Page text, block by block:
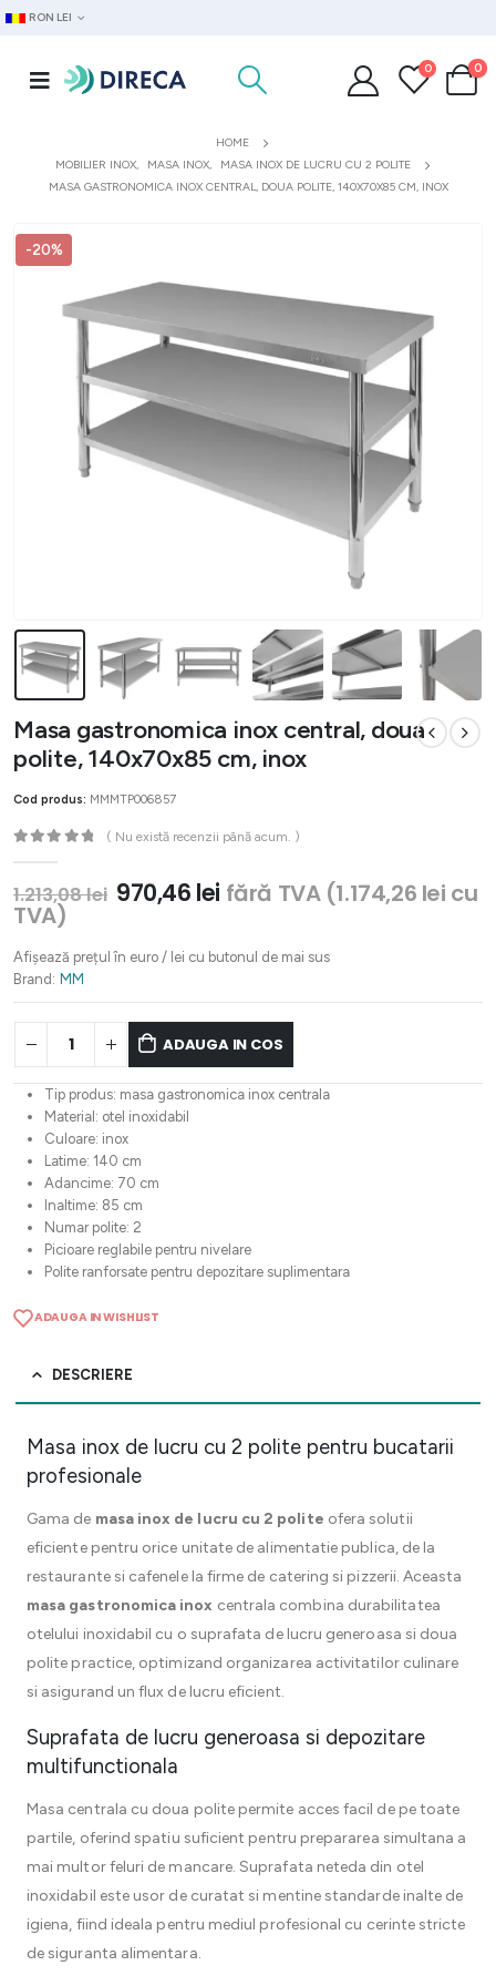
RON LEI
0 0
HOME
MOBILIER INOX, MASA INOX,
MASA INOX DE LUCRU CU 2 POLITE
MASA GASTRONOMICA INOX CENTRAL, DOUA POLITE, 140X70X85 CM, INOX
-20%
Masa gastronomica inox central, doua
polite, 140x70x85 cm, inox
Cod produs: MMMTP006857
( Nu există recenzii până acum. )
1.213,08lei Prețul
inițial
fost:
970,46 lei Prețul
970,46 lei.
fără TVA (1.174,26 lei cu
TVA)
Afișează prețul în euro / lei cu butonul de mai sus
Brand: MM
ADAUGA IN COS
Tip produs: masa gastronomica inox centrala
Material: otel inoxidabil
Culoare: inox
Latime: 140 cm
Adancime: 70 cm
Inaltime: 85 cm
Numar polite: 2
Picioare reglabile pentru nivelare
Polite ranforsate pentru depozitare suplimentara
ADAUGA IN WISHLIST
DESCRIERE
Masa inox de lucru cu 2 polite pentru bucatarii
profesionale
Gama de masa inox de lucru cu 2 polite ofera solutii
eficiente pentru orice unitate de alimentatie publica, de la
restaurante si cafenele la firme de catering si pizzerii. Aceasta
masa gastronomica inox centrala combina durabilitatea
otelului inoxidabil cu o suprafata de lucru generoasa si doua
polite practice, optimizand organizarea activitatilor culinare
si asigurand un flux de lucru eficient.
Suprafata de lucru generoasa si depozitare
multifunctionala
Masa centrala cu doua polite permite acces facil de pe toate
partile, oferind spatiu suficient pentru prepararea simultana a
mai multor feluri de mancare. Suprafata neteda din otel
inoxidabil este usor de curatat si mentine standarde inalte de
igiena, fiind ideala pentru mediul profesional cu cerinte stricte
de siguranta alimentara.